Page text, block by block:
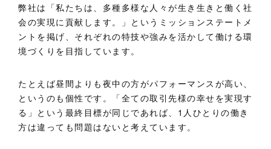
弊社は「私たちは、多種多様な人々が生き生きと働く社
会の実現に貢献します。」というミッションステートメ
ントを掲げ、それぞれの特技や強みを活かして働ける環
境づくりを目指しています。
たとえば昼間よりも夜中の方がパフォーマンスが高い、
というのも個性です。「全ての取引先様の幸せを実現す
る」という最終目標が同じであれば、1人ひとりの働き
方は違っても問題はないと考えています。